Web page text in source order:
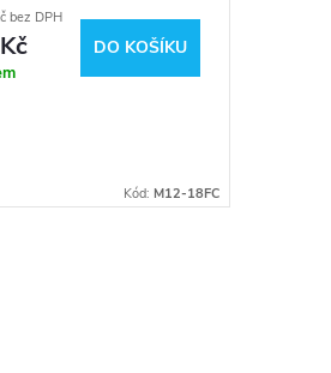
bez DPH
DO KOŠÍKU
Kód: M12-18FC